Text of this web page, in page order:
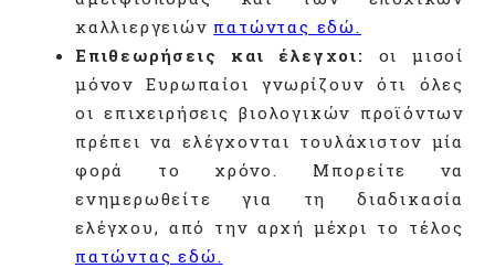
τροφίμων
και
ποτών –
22000»
Σύστημα
ολοκληρωμένης
διαχείρισης
στην
αγροτική
παραγωγή
καλλιεργειών πατώντας εδώ.
Επιθεωρήσεις και έλεγχοι: οι μισοί
μόνον Ευρωπαίοι γνωρίζουν ότι όλες
οι επιχειρήσεις βιολογικών προϊόντων
πρέπει να ελέγχονται τουλάχιστον μία
φορά το χρόνο. Μπορείτε να
ενημερωθείτε για τη διαδικασία
ελέγχου, από την αρχή μέχρι το τέλος
πατώντας εδώ.